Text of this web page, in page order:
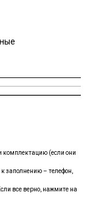
комплектацию (если они
заполнению – телефон,
все верно, нажмите на